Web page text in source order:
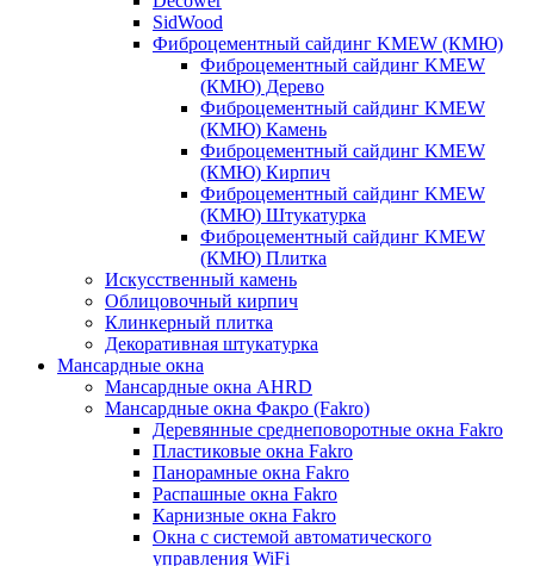
SidWood
Фиброцементный сайдинг KMEW (КМЮ)
Фиброцементный сайдинг KMEW
(КМЮ) Дерево
Фиброцементный сайдинг KMEW
(КМЮ) Камень
Фиброцементный сайдинг KMEW
(КМЮ) Кирпич
Фиброцементный сайдинг KMEW
(КМЮ) Штукатурка
Фиброцементный сайдинг KMEW
(КМЮ) Плитка
Искусственный камень
Облицовочный кирпич
Клинкерный плитка
Декоративная штукатурка
Мансардные окна
Мансардные окна AHRD
Мансардные окна Факро (Fakro)
Деревянные среднеповоротные окна Fakro
Пластиковые окна Fakro
Панорамные окна Fakro
Распашные окна Fakro
Карнизные окна Fakro
Окна с системой автоматического
управления WiFi